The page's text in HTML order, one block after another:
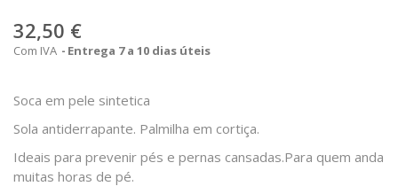
32,50 €
Com IVA Entrega 7 a 10 dias úteis
Soca em pele sintetica
Sola antiderrapante. Palmilha em cortiça.
Ideais para prevenir pés e pernas cansadas.Para quem anda
muitas horas de pé.